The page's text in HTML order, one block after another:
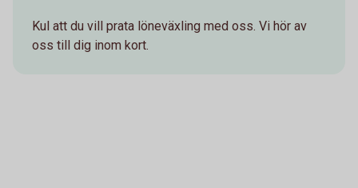
Kul att du vill prata löneväxling med oss. Vi hör av
oss till dig inom kort.